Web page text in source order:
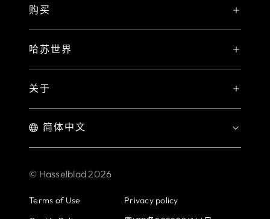
PHOCUS MOBILE
合作产品
哈苏大师
Hasselblad X YOU 摄影比赛
保修声明
购买
哈苏京东旗舰店
哈苏世界
关于
© Hasselblad 2026
Terms of Use
Privacy policy